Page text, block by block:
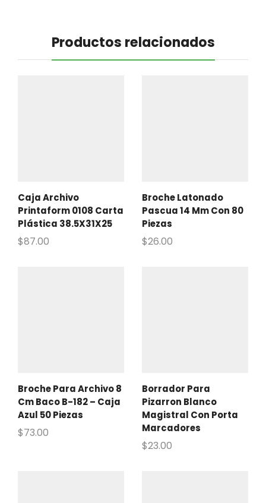
Productos relacionados
Caja Archivo
Printaform 0108 Carta
Plástica 38.5X31X25
$87.00
Broche Latonado
Pascua 14 Mm Con 80
Piezas
$26.00
Broche Para Archivo 8
Cm Baco B-182 – Caja
Azul 50 Piezas
$73.00
Borrador Para
Pizarron Blanco
Magistral Con Porta
Marcadores
$23.00